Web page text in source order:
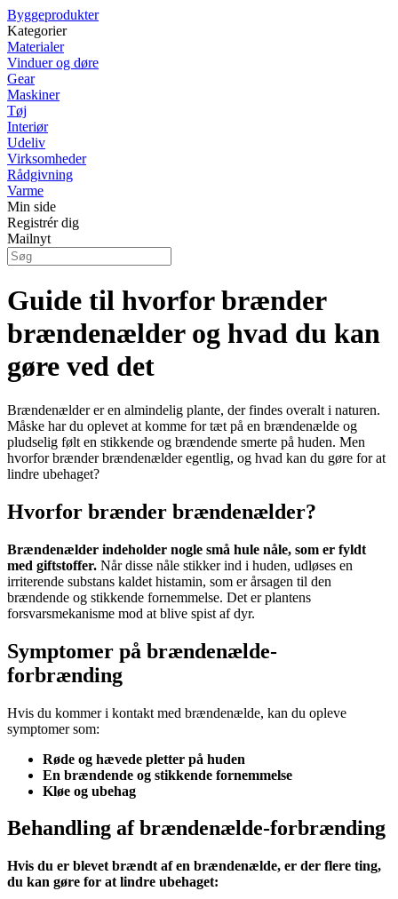
Byggeprodukter
Kategorier
Materialer
Vinduer og døre
Gear
Maskiner
Tøj
Interiør
Udeliv
Virksomheder
Rådgivning
Varme
Min side
Registrér dig
Mailnyt
Guide til hvorfor brænder
brændenælder og hvad du kan
gøre ved det
Brændenælder er en almindelig plante, der findes overalt i naturen.
Måske har du oplevet at komme for tæt på en brændenælde og
pludselig følt en stikkende og brændende smerte på huden. Men
hvorfor brænder brændenælder egentlig, og hvad kan du gøre for at
lindre ubehaget?
Hvorfor brænder brændenælder?
Brændenælder indeholder nogle små hule nåle, som er fyldt
med giftstoffer. Når disse nåle stikker ind i huden, udløses en
irriterende substans kaldet histamin, som er årsagen til den
brændende og stikkende fornemmelse. Det er plantens
forsvarsmekanisme mod at blive spist af dyr.
Symptomer på brændenælde-
forbrænding
Hvis du kommer i kontakt med brændenælde, kan du opleve
symptomer som:
Røde og hævede pletter på huden
En brændende og stikkende fornemmelse
Kløe og ubehag
Behandling af brændenælde-forbrænding
Hvis du er blevet brændt af en brændenælde, er der flere ting,
du kan gøre for at lindre ubehaget: